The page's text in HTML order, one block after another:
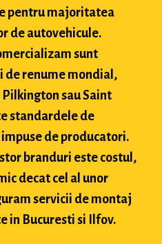
pentru majoritatea
de autovehicule.
sunt
de renume mondial,
Pilkington sau Saint
standardele de
de producatori.
branduri este costul,
decat cel al unor
servicii de montaj
in Bucuresti si Ilfov.